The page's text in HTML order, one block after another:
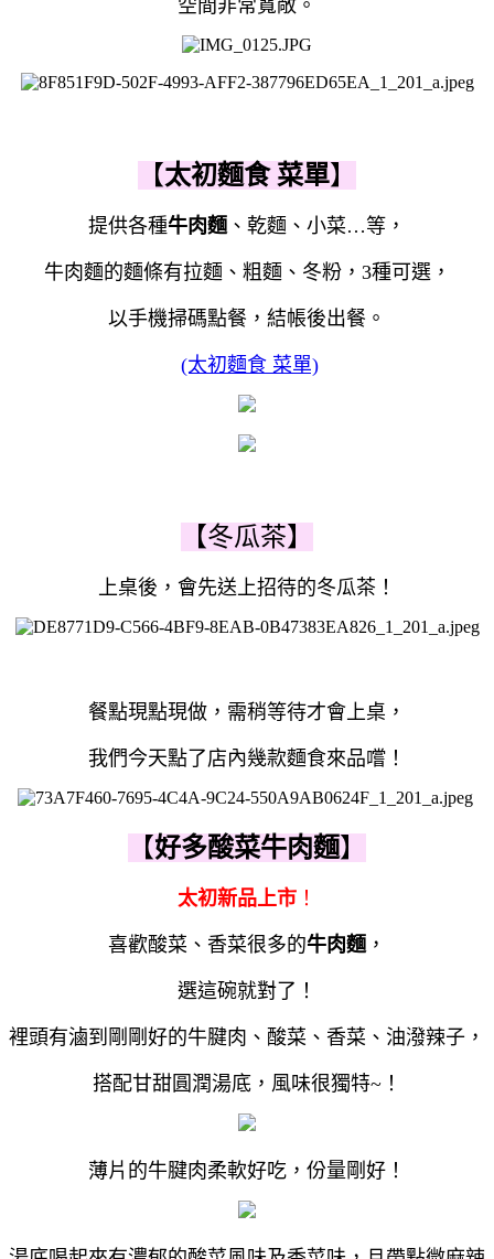
空間非常寬敞。
【太初麵食 菜單】
提供各種牛肉麵 、乾麵、小菜…等，
牛肉麵的麵條有拉麵、粗麵、冬粉，3種可選，
以手機掃碼點餐，結帳後出餐。
(太初麵食 菜單)
【冬瓜茶】
上桌後，會先送上招待的冬瓜茶！
餐點現點現做，需稍等待才會上桌，
我們今天點了店內幾款麵食來品嚐！
【好多酸菜牛肉麵】
太初新品上市 ！
喜歡酸菜、香菜很多的牛肉麵 ，
選這碗就對了！
裡頭有滷到剛剛好的牛腱肉、酸菜、香菜、油潑辣子，
搭配甘甜圓潤湯底， 風味很獨特~！
薄片的牛腱肉柔軟好吃，份量剛好！